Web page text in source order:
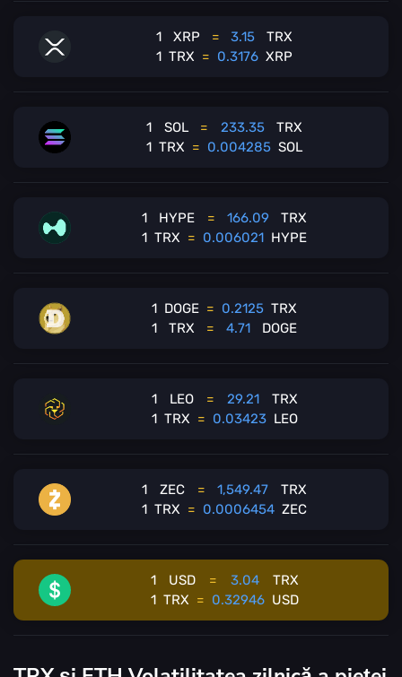
1 XRP = 3.15
TRX
1 TRX = 0.3176 XRP
1 SOL = 233.35
TRX
1 TRX = 0.004285 SOL
1 HYPE = 166.09
TRX
1 TRX = 0.006021 HYPE
1 DOGE = 0.2125 TRX
1
TRX = 4.71 DOGE
1 LEO = 29.21
TRX
1 TRX = 0.03423 LEO
1 ZEC = 1,549.47
TRX
1 TRX = 0.0006454 ZEC
1 USD = 3.04
TRX
1 TRX = 0.32946 USD